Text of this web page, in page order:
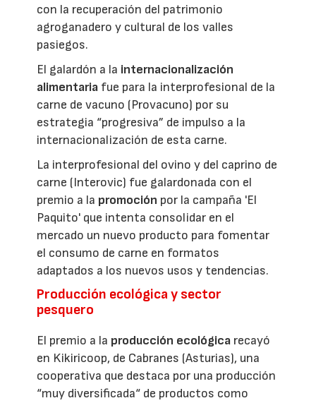
con la recuperación del patrimonio
agroganadero y cultural de los valles
pasiegos.
El galardón a la internacionalización
alimentaria fue para la interprofesional de la
carne de vacuno (Provacuno) por su
estrategia “progresiva” de impulso a la
internacionalización de esta carne.
La interprofesional del ovino y del caprino de
carne (Interovic) fue galardonada con el
premio a la promoción por la campaña 'El
Paquito' que intenta consolidar en el
mercado un nuevo producto para fomentar
el consumo de carne en formatos
adaptados a los nuevos usos y tendencias.
Producción ecológica y sector
pesquero
El premio a la producción ecológica recayó
en Kikiricoop, de Cabranes (Asturias), una
cooperativa que destaca por una producción
“muy diversificada“ de productos como